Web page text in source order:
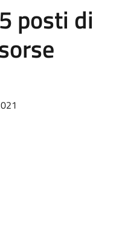
posti di